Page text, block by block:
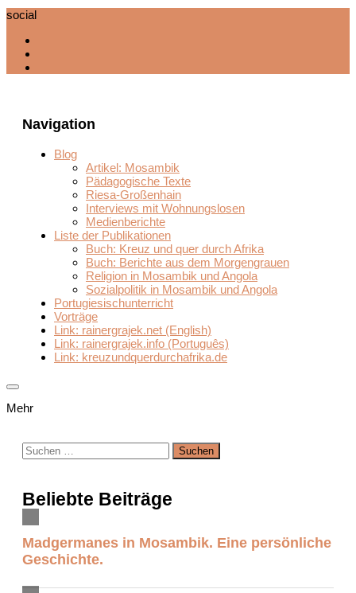
social
Navigation
Blog
Artikel: Mosambik
Pädagogische Texte
Riesa-Großenhain
Interviews mit Wohnungslosen
Medienberichte
Liste der Publikationen
Buch: Kreuz und quer durch Afrika
Buch: Berichte aus dem Morgengrauen
Religion in Mosambik und Angola
Sozialpolitik in Mosambik und Angola
Portugiesischunterricht
Vorträge
Link: rainergrajek.net (English)
Link: rainergrajek.info (Português)
Link: kreuzundquerdurchafrika.de
Mehr
Suchen
nach:
Beliebte Beiträge
Madgermanes in Mosambik. Eine persönliche
Geschichte.